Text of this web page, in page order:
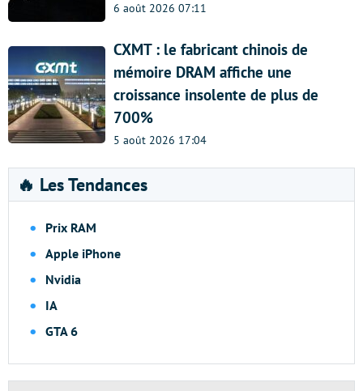
6 août 2026 07:11
CXMT : le fabricant chinois de
mémoire DRAM affiche une
croissance insolente de plus de
700%
5 août 2026 17:04
🔥 Les Tendances
Prix RAM
Apple iPhone
Nvidia
IA
GTA 6